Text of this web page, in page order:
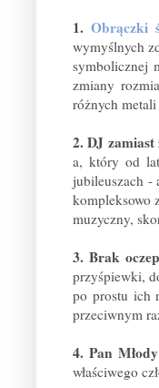
1. Obrączki
wymyślnych
symbolicznej
zmiany
różnych
2. DJ zamiast
a, który od
jubileuszach -
kompleksowo
muzyczny,
3. Brak
przyśpiewki,
po prostu ich
przeciwnym
4. Pan
właściwego